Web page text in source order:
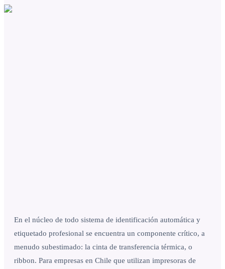
En el núcleo de todo sistema de identificación automática y
etiquetado profesional se encuentra un componente crítico, a
menudo subestimado: la cinta de transferencia térmica, o
ribbon. Para empresas en Chile que utilizan impresoras de